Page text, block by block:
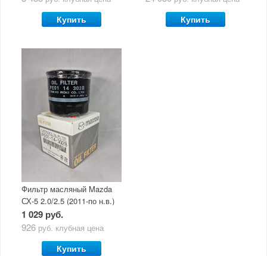
Купить Купить
Фильтр масляный Mazda
СХ-5 2.0/2.5 (2011-по н.в.)
1 029 руб.
926 руб. клубная цена
Купить